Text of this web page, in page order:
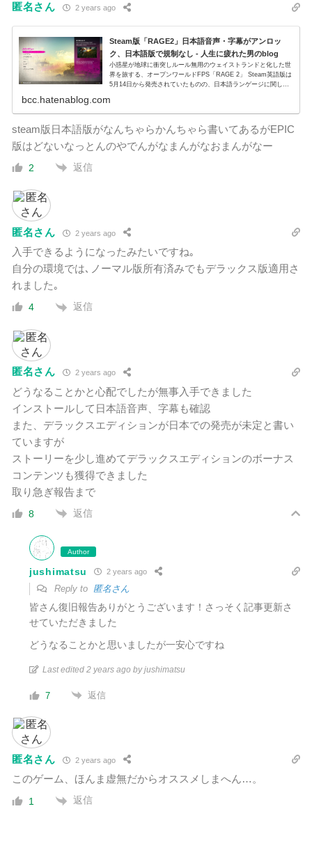
匿名さん 2 years ago
Steam版「RAGE2」日本語音声・字幕がアンロッ
ク、日本語版で規制なし - 人生に疲れた男のblog
小惑星が地球に衝突しルール無用のウェイストランドと化した世
界を旅する、オープンワールドFPS「RAGE 2」 Steam英語版は
5月14日から発売されていたものの、日本語ランゲージに関して
bcc.hatenablog.com
steam版日本語版がなんちゃらかんちゃら書いてあるがEPIC
版はどないなっとんのやでんがなまんがなおまんがなー
2 返信
匿名さん 2 years ago
入手できるようになったみたいですね｡
自分の環境では､ノーマル版所有済みでもデラックス版適用さ
れました｡
4 返信
匿名さん 2 years ago
どうなることかと心配でしたが無事入手できました
インストールして日本語音声、字幕も確認
また、 デラックスエディションが日本での発売が未定と書い
ていますが
ストーリーを少し進めてデラックスエディションのボーナス
コンテンツも獲得できました
取り急ぎ報告まで
8 返信
Author
jushimatsu 2 years ago
Reply to 匿名さん
皆さん復旧報告ありがとうございます！さっそく記事更新さ
せていただきました
どうなることかと思いましたが一安心ですね
Last edited 2 years ago by jushimatsu
7 返信
匿名さん 2 years ago
このゲーム、ほんま虚無だからオススメしまへん…。
1 返信